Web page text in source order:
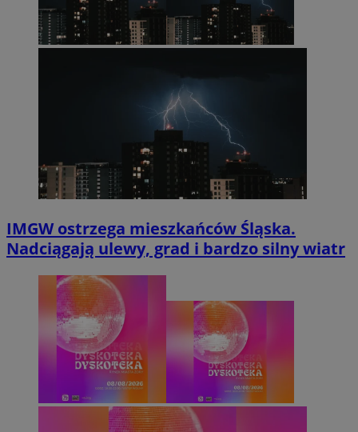
IMGW ostrzega mieszkańców Śląska.
Nadciągają ulewy, grad i bardzo silny wiatr